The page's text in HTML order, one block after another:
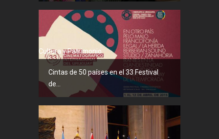
Cultura y Patrimonio
Cintas de 50 países en el 33 Festival
de...